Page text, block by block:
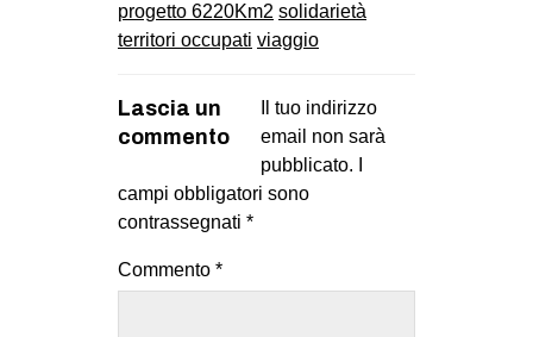
progetto 6220Km2 solidarietà
territori occupati viaggio
Lascia un
commento
Il tuo indirizzo
email non sarà
pubblicato.
campi obbligatori sono
contrassegnati *
Commento *